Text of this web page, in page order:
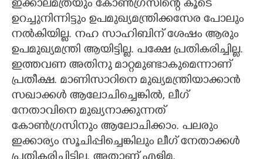
ഇക്കാലമത്രയും കോൺഗ്രസിന്റെ കൂടെ
ഉറച്ചുനിന്നിട്ടും ഉപമുഖ്യമന്ത്രിക്കസേര പോലും
നൽകിയില്ല. നഹ സാഹിബിന് ശേഷം ആരും
ഉപമുഖ്യമന്ത്രി ആയിട്ടില്ല. പക്ഷേ പ്രതികരിച്ചില്ല.
ഇത്തവണ അതിനു മാറ്റമുണ്ടാകുമെന്നാണ്
പ്രതീക്ഷ. മാണിസാറിനെ മുഖ്യമന്ത്രിയാക്കാൻ
സഖാക്കൾ ആലോചിച്ചെങ്കിൽ, ലീഗ്
നേതാവിനെ മുഖ്യനാക്കുന്നത്
കോൺഗ്രസിനും ആലോചിക്കാം. പലരും
ഇക്കാര്യം സൂചിപ്പിച്ചെങ്കിലും ലീഗ് നേതാക്കൾ